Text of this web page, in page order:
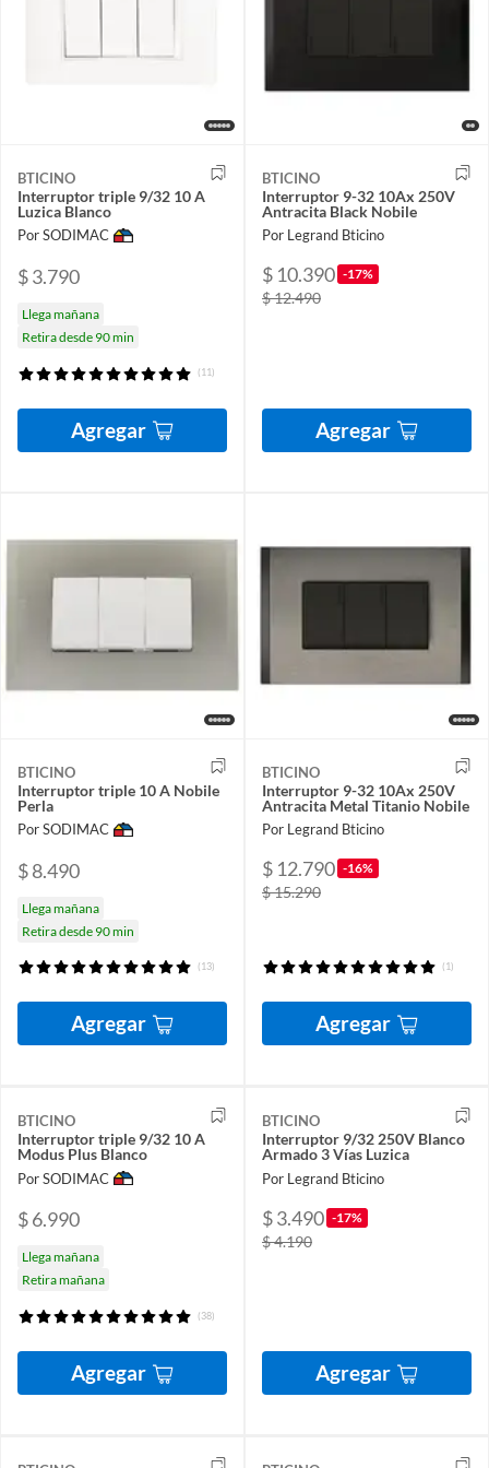
BTICINO
Interruptor triple 9/32 10 A
Luzica Blanco
Por SODIMAC
$ 3.790
Llega mañana
Retira desde 90 min
(11)
Agregar
BTICINO
Interruptor 9-32 10Ax 250V
Antracita Black Nobile
Por Legrand Bticino
$ 10.390 -17%
$ 12.490
Agregar
BTICINO
Interruptor triple 10 A Nobile
Perla
Por SODIMAC
$ 8.490
Llega mañana
Retira desde 90 min
(13)
Agregar
BTICINO
Interruptor 9-32 10Ax 250V
Antracita Metal Titanio Nobile
Por Legrand Bticino
$ 12.790 -16%
$ 15.290
(1)
Agregar
BTICINO
Interruptor triple 9/32 10 A
Modus Plus Blanco
Por SODIMAC
$ 6.990
Llega mañana
Retira mañana
(38)
Agregar
BTICINO
Interruptor 9/32 250V Blanco
Armado 3 Vías Luzica
Por Legrand Bticino
$ 3.490 -17%
$ 4.190
Agregar